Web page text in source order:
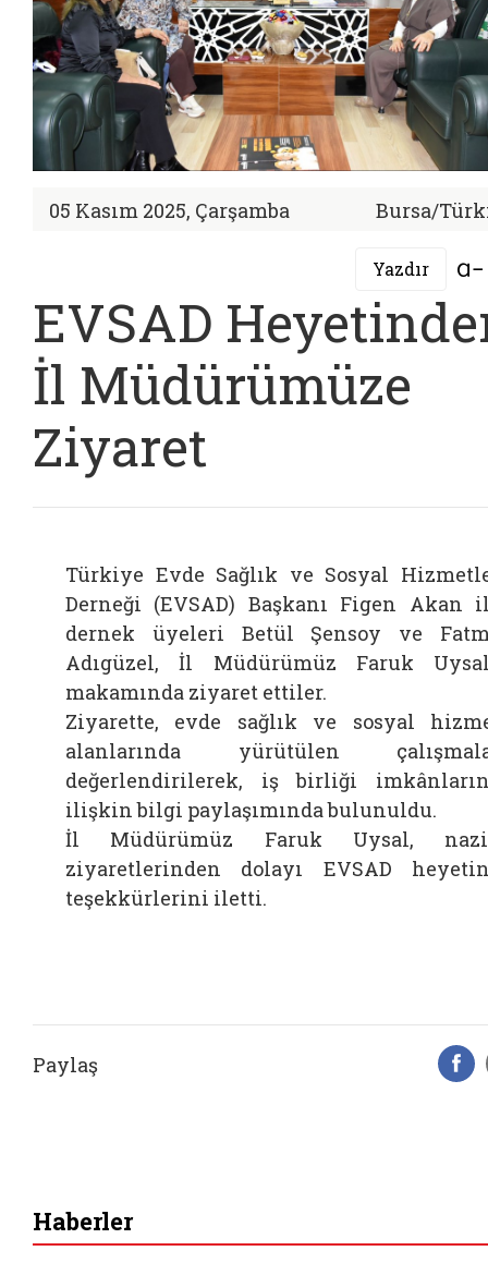
05 Kasım 2025, Çarşamba Bursa/
Yazdır
EVSAD
İl Müdürümüze
Ziyaret
Türkiye Evde Sağlık ve Sosyal
Derneği (EVSAD) Başkanı Figen Akan
dernek üyeleri Betül Şensoy ve
Adıgüzel, İl Müdürümüz Faruk
makamında Bağlantıyı aç
ziyaret ettiler.
Ziyarette, evde sağlık ve sosyal
alanlarında yürütülen
değerlendirilerek, iş birliği
ilişkin bilgi paylaşımında bulunuldu.
İl Müdürümüz Faruk Uysal,
ziyaretlerinden dolayı EVSAD
teşekkürlerini iletti.
Paylaş
Haberler